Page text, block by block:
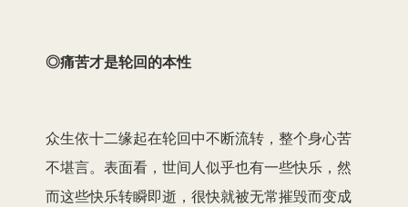
◎痛苦才是轮回的本性
众生依十二缘起在轮回中不断流转，整个身心苦
不堪言。表面看，世间人似乎也有一些快乐，然
而这些快乐转瞬即逝，很快就被无常摧毁而变成